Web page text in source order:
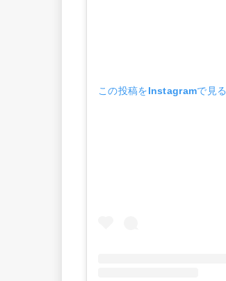
この投稿をInstagramで見る